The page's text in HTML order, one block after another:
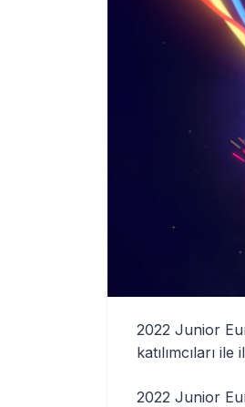
2022 Junior
katılımcıları
2022 Junior